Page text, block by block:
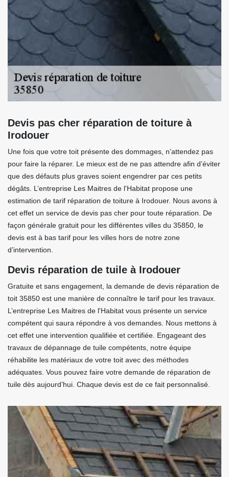
Devis pas cher réparation de toiture à
Irodouer
Une fois que votre toit présente des dommages, n’attendez pas
pour faire la réparer. Le mieux est de ne pas attendre afin d’éviter
que des défauts plus graves soient engendrer par ces petits
dégâts. L’entreprise Les Maitres de l'Habitat propose une
estimation de tarif réparation de toiture à Irodouer. Nous avons à
cet effet un service de devis pas cher pour toute réparation. De
façon générale gratuit pour les différentes villes du 35850, le
devis est à bas tarif pour les villes hors de notre zone
d’intervention.
Devis réparation de tuile à Irodouer
Gratuite et sans engagement, la demande de devis réparation de
toit 35850 est une manière de connaître le tarif pour les travaux.
L’entreprise Les Maitres de l'Habitat vous présente un service
compétent qui saura répondre à vos demandes. Nous mettons à
cet effet une intervention qualifiée et certifiée. Engageant des
travaux de dépannage de tuile compétents, notre équipe
réhabilite les matériaux de votre toit avec des méthodes
adéquates. Vous pouvez faire votre demande de réparation de
tuile dès aujourd’hui. Chaque devis est de ce fait personnalisé.